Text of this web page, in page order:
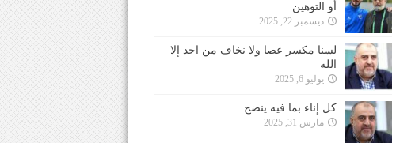
أو التوهين
ديسمبر 22, 2025
لسنا مكسر عصا ولا نخاف من احد إلا
الله
يوليو 6, 2025
كل إناء بما فيه ينضح
مارس 31, 2025